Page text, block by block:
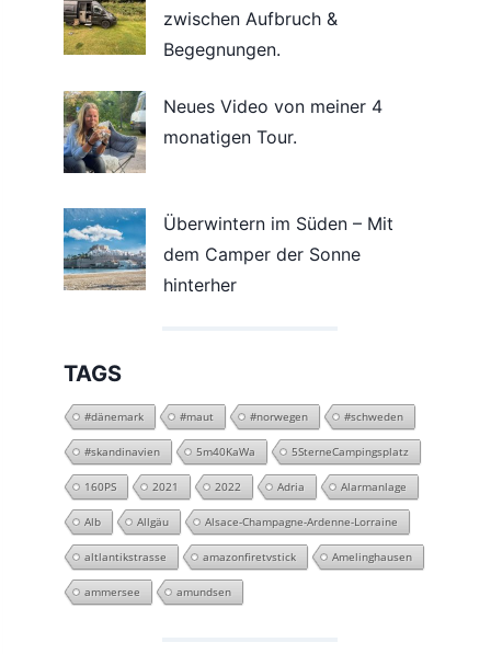
zwischen Aufbruch &
Begegnungen.
Neues Video von meiner 4
monatigen Tour.
Überwintern im Süden – Mit
dem Camper der Sonne
hinterher
TAGS
#dänemark #maut #norwegen #schweden
#skandinavien 5m40KaWa 5SterneCampingsplatz
160PS 2021 2022 Adria Alarmanlage
Alb Allgäu Alsace-Champagne-Ardenne-Lorraine
altlantikstrasse amazonfiretvstick Amelinghausen
ammersee amundsen